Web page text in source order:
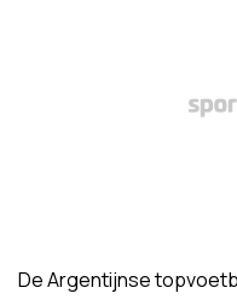
De Argentijnse